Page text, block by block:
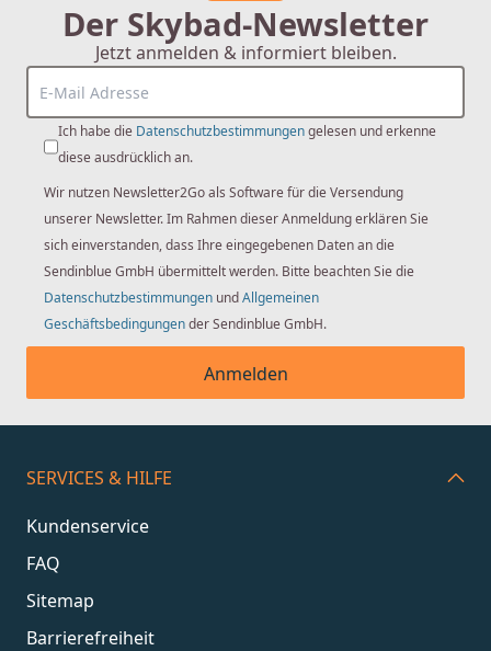
Der Skybad-Newsletter
Jetzt anmelden & informiert bleiben.
Ich habe die Datenschutzbestimmungengelesen und erkenne
diese ausdrücklich an.
Wir nutzen Newsletter2Go als Software für die Versendung
unserer Newsletter. Im Rahmen dieser Anmeldung erklären Sie
sich einverstanden, dass Ihre eingegebenen Daten an die
Sendinblue GmbH übermittelt werden. Bitte beachten Sie die
Datenschutzbestimmungen undAllgemeinen
Geschäftsbedingungender Sendinblue GmbH.
Anmelden
SERVICES & HILFE
Kundenservice
FAQ
Sitemap
Barrierefreiheit